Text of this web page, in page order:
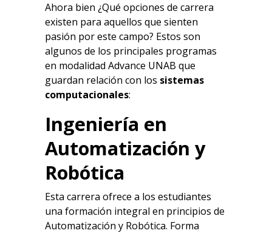
Ahora bien ¿Qué opciones de carrera
existen para aquellos que sienten
pasión por este campo? Estos son
algunos de los principales programas
en modalidad Advance UNAB que
guardan relación con los sistemas
computacionales:
Ingeniería en
Automatización y
Robótica
Esta carrera ofrece a los estudiantes
una formación integral en principios de
Automatización y Robótica. Forma